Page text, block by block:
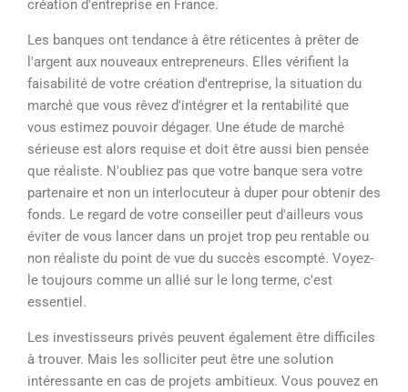
création d'entreprise en France.
Les banques ont tendance à être réticentes à prêter de
l'argent aux nouveaux entrepreneurs. Elles vérifient la
faisabilité de votre création d'entreprise, la situation du
marché que vous rêvez d'intégrer et la rentabilité que
vous estimez pouvoir dégager. Une étude de marché
sérieuse est alors requise et doit être aussi bien pensée
que réaliste. N'oubliez pas que votre banque sera votre
partenaire et non un interlocuteur à duper pour obtenir des
fonds. Le regard de votre conseiller peut d'ailleurs vous
éviter de vous lancer dans un projet trop peu rentable ou
non réaliste du point de vue du succès escompté. Voyez-
le toujours comme un allié sur le long terme, c'est
essentiel.
Les investisseurs privés peuvent également être difficiles
à trouver. Mais les solliciter peut être une solution
intéressante en cas de projets ambitieux. Vous pouvez en